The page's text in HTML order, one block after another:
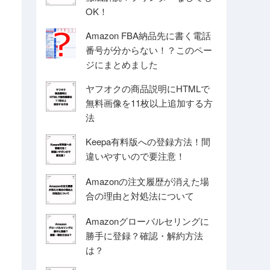
OK！
Amazon FBA納品先に書く電話
番号が分からない！？このペー
ジにまとめました
ヤフオクの商品説明にHTMLで
無料画像を11枚以上追加する方
法
Keepa有料版への登録方法！間
違いやすいので要注意！
Amazonの注文履歴が消えた場
合の理由と対処法について
Amazonグローバルセリングに
勝手に登録？確認・解約方法
は？